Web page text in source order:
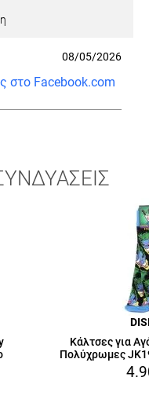
08/05/2026
στο Facebook.com
Κάλτσες για
Πολύχρωμες